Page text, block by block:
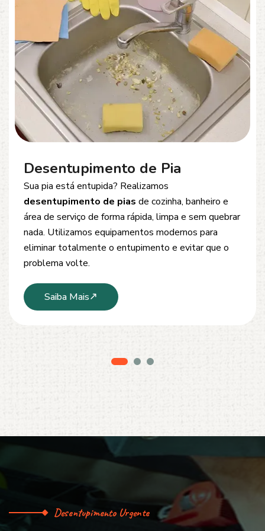
Desentupimento de Esgoto
Problemas comentupimento de esgoto
Oferecemos soluções rápidas e eficientes para
desobstrução de redes de esgoto, caixas de
inspeção e tubulações. Utilizamos equipamentos
modernos e técnicas seguras que garantem um
serviço limpo, ágil e sem danos à estrutura.
Saiba Mais
Desentupimento Urgente